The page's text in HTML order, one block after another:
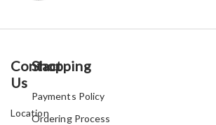
Contact
Us
Location
Shopping
Payments Policy
Ordering Process